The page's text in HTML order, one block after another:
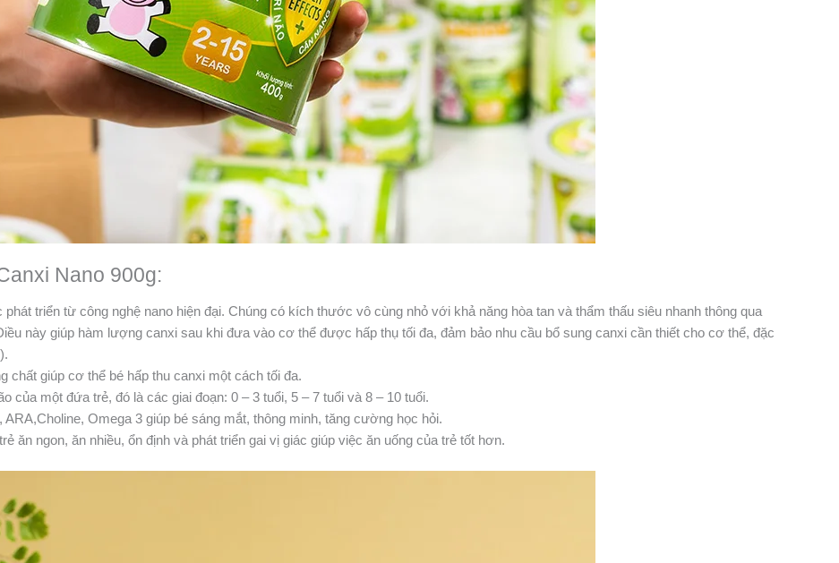
Nano 900g:
triển từ công nghệ nano hiện đại. Chúng có kích thước vô cùng nhỏ với khả năng hòa tan và thẩm thấu siêu nhanh thông qua
này giúp hàm lượng canxi sau khi đưa vào cơ thể được hấp thụ tối đa, đảm bảo nhu cầu bổ sung canxi cần thiết cho cơ thể, đặc
chất giúp cơ thể bé hấp thu canxi một cách tối đa.
của một đứa trẻ, đó là các giai đoạn: 0 – 3 tuổi, 5 – 7 tuổi và 8 – 10 tuổi.
Omega 3 giúp bé sáng mắt, thông minh, tăng cường học hỏi.
ăn ngon, ăn nhiều, ổn định và phát triển gai vị giác giúp việc ăn uống của trẻ tốt hơn.